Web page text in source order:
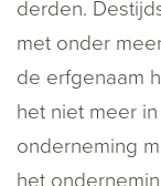
derden.
met onder
de erfgenaam
het niet meer
onderneming
het